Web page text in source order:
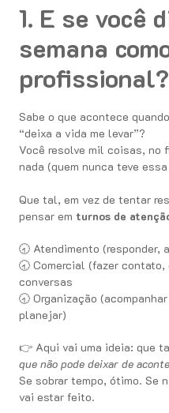
1. E se você
semana
profissional?
Sabe o que acontece
“deixa a vida me levar”?
Você resolve mil coisas, no
nada (quem nunca teve
Que tal, em vez de tentar
pensar em turnos de
🕣 Atendimento (responder,
🕣 Comercial (fazer
conversas
🕣 Organização
planejar)
👉 Aqui vai uma ideia: que
que não pode deixar de
Se sobrar tempo, ótimo. Se
vai estar feito.